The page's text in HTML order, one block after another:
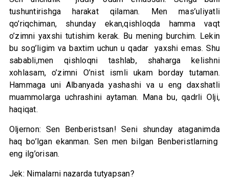
tushuntirishga harakat qilaman. Men mas’uliyatli
qo’riqchiman, shunday ekan,qishloqda hamma vaqt
o’zimni yaxshi tutishim kerak. Bu mening burchim. Lekin
bu sog’ligim va baxtim uchun u qadar yaxshi emas. Shu
sababli,men qishloqni tashlab, shaharga kelishni
xohlasam, o’zimni O’nist ismli ukam borday tutaman.
Hammaga uni Albanyada yashashi va u eng daxshatli
muammolarga uchrashini aytaman. Mana bu, qadrli Olji,
haqiqat.
Oljernon: Sen Benberistsan! Seni shunday ataganimda
haq bo’lgan ekanman. Sen men bilgan Benberistlarning
eng ilg’orisan.
Jek: Nimalarni nazarda tutyapsan?